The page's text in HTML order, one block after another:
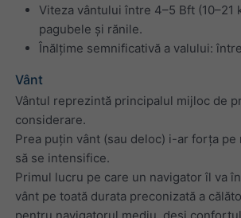
Viteza vântului între 4–5 Bft
pagubele și rănile.
Înălțime semnificativă a valului:
Vânt
Vântul reprezintă principalul mijloc de
considerare.
Prea puțin vânt (sau deloc) i-ar forța
să se intensifice.
Primul lucru pe care un navigator îl va
vânt pe toată durata preconizată a
pentru navigatorul mediu, deși